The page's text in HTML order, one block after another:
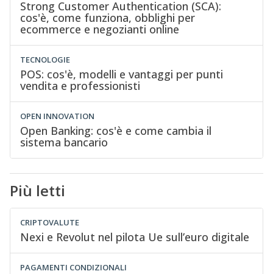
Strong Customer Authentication (SCA):
cos'è, come funziona, obblighi per
ecommerce e negozianti online
TECNOLOGIE
POS: cos'è, modelli e vantaggi per punti
vendita e professionisti
OPEN INNOVATION
Open Banking: cos'è e come cambia il
sistema bancario
Più letti
CRIPTOVALUTE
Nexi e Revolut nel pilota Ue sull’euro digitale
PAGAMENTI CONDIZIONALI